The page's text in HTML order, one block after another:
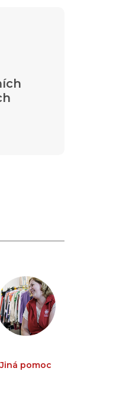
Jiná pomoc